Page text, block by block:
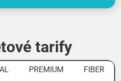
tarify
PREMIUM
FIBER